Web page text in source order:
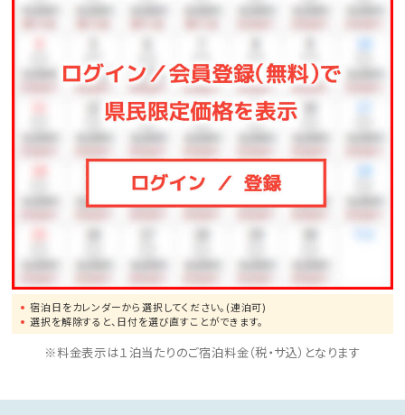
き、四季折々の風景をお愉しみ頂けます。
檜、岩、樽の趣き異なる３つの貸切風呂は全てが露天。
空いていれば無料で何度でもお愉しみいただけます。
ミスト、スチーム、岩盤浴の３種類。
サウナブースのすぐ隣に水風呂もご用意。
宿泊日をカレンダーから選択してください。(連泊可)
選択を解除すると、日付を選び直すことができます。
※料金表示は１泊当たりのご宿泊料金（税・サ込）となります